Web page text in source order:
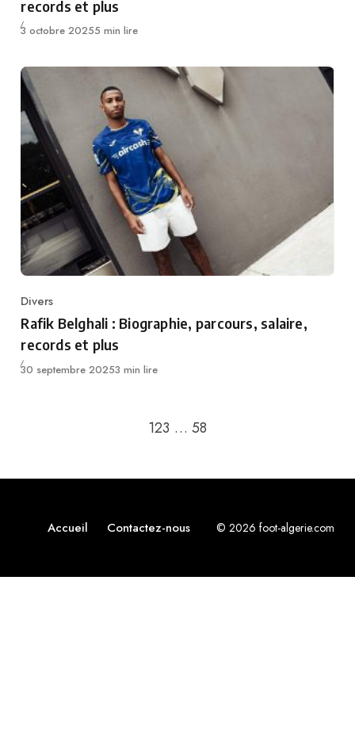
records et plus
Publié
3 octobre 20255 min lire
Category
Divers
Rafik Belghali : Biographie, parcours, salaire,
records et plus
Publié
30 septembre 20253 min lire
123 … 58
Accueil Contactez-nous © 2026 foot-algerie.com